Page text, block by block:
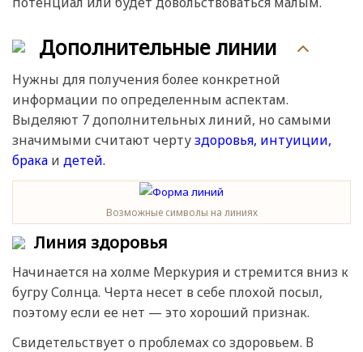
Дополнительные линии
Нужны для получения более конкретной
информации по определенным аспектам.
Выделяют 7 дополнительных линий, но самыми
значимыми считают чертуздоровья, интуиции,
брака и детей.
Возможные символы на линиях
Линия здоровья
Начинается на холме Меркурия и стремится вниз к
бугру Солнца. Черта несет в себе плохой посыл,
поэтому если ее нет — это хороший признак.
Свидетельствует о проблемах со здоровьем. В